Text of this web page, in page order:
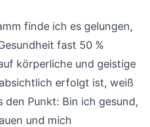
finde ich es gelungen,
fast 50 %
körperliche und geistige
erfolgt ist, weiß
Punkt: Bin ich gesund,
und mich